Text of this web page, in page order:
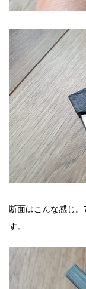
断面はこんな感じ
す。